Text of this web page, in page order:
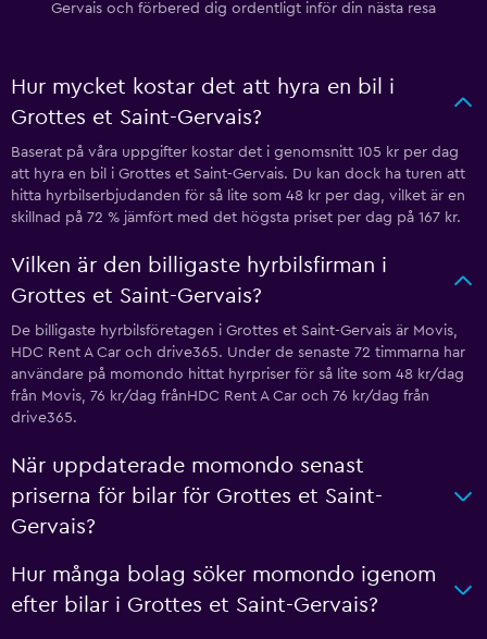
Gervais och förbered dig ordentligt inför din nästa resa
Hur mycket kostar det att hyra en bil i
Grottes et Saint-Gervais?
Baserat på våra uppgifter kostar det i genomsnitt 105 kr per dag
att hyra en bil i Grottes et Saint-Gervais. Du kan dock ha turen att
hitta hyrbilserbjudanden för så lite som 48 kr per dag, vilket är en
skillnad på 72 % jämfört med det högsta priset per dag på 167 kr.
Vilken är den billigaste hyrbilsfirman i
Grottes et Saint-Gervais?
De billigaste hyrbilsföretagen i Grottes et Saint-Gervais är Movis,
HDC Rent A Car och drive365. Under de senaste 72 timmarna har
användare på momondo hittat hyrpriser för så lite som 48 kr/dag
från Movis, 76 kr/dag frånHDC Rent A Car och 76 kr/dag från
drive365.
När uppdaterade momondo senast
priserna för bilar för Grottes et Saint-
Gervais?
Hur många bolag söker momondo igenom
efter bilar i Grottes et Saint-Gervais?